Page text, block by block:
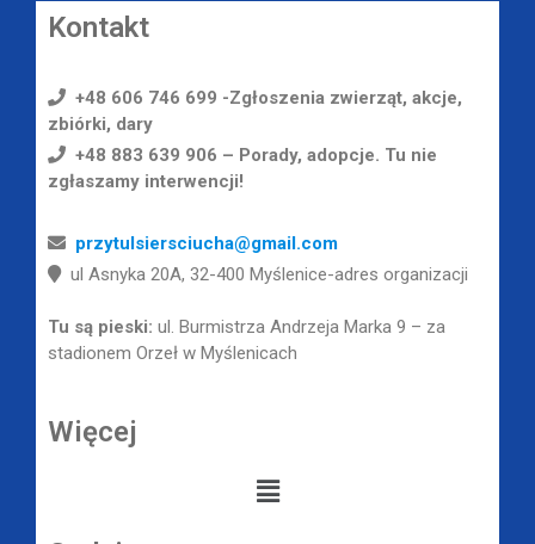
Kontakt
+48 606 746 699 -Zgłoszenia zwierząt, akcje,
zbiórki, dary
+48 883 639 906 – Porady, adopcje. Tu nie
zgłaszamy interwencji!
przytulsiersciucha@gmail.com
ul Asnyka 20A, 32-400 Myślenice-adres organizacji
Tu są pieski: ul. Burmistrza Andrzeja Marka 9 – za
stadionem Orzeł w Myślenicach
Więcej